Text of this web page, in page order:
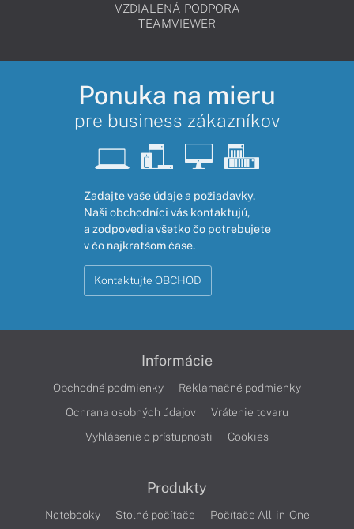
VZDIALENÁ PODPORA
TEAMVIEWER
Ponuka na mieru
pre business zákazníkov
Zadajte vaše údaje a požiadavky.
Naši obchodníci vás kontaktujú,
a zodpovedia všetko čo potrebujete
v čo najkratšom čase.
Kontaktujte OBCHOD
Informácie
Obchodné podmienky
Reklamačné podmienky
Ochrana osobných údajov
Vrátenie tovaru
Vyhlásenie o prístupnosti
Cookies
Produkty
Notebooky Stolné počítače
Počítače All-in-One